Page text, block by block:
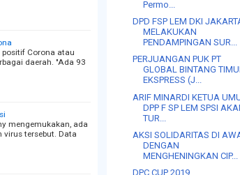
positif Corona atau
daerah. "Ada 93
mengemukakan, ada
tersebut. Data
Permo...
DPD FSP LEM DKI
MELAKUKAN
PENDAMPINGAN SUR...
PERJUANGAN PUK PT
GLOBAL BINTANG
EKSPRESS (J...
ARIF MINARDI KETUA
DPP F SP LEM SPSI
TUR...
AKSI SOLIDARITAS DI
DENGAN
MENGHENINGKAN CIP...
DPC CUP 2019